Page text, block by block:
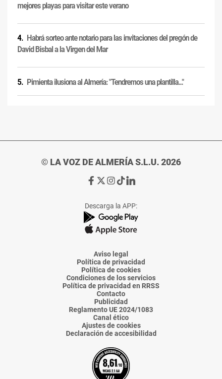
mejores playas para visitar este verano
Habrá sorteo ante notario para las invitaciones del pregón de
David Bisbal a la Virgen del Mar
Pimienta ilusiona al Almería: "Tendremos una plantilla..."
© LA VOZ DE ALMERÍA S.L.U. 2026
Ir
de
La
Voz
Almería
Ir
de
La
Voz
Almería
Ir
de
La
Voz
Almería
Ir
de
La
Voz
Almería
Ir
de
La
Voz
Descarga la APP:
Aviso legal
Política de privacidad
Política de cookies
Condiciones de los servicios
Política de privacidad en RRSS
Contacto
Publicidad
Reglamento UE 2024/1083
Canal ético
Ajustes de cookies
Declaración de accesibilidad